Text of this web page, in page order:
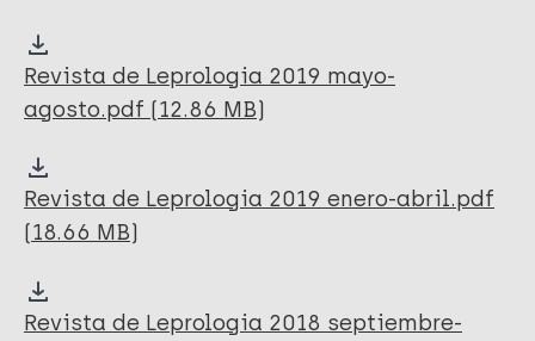
Revista de Leprologia 2019 mayo-
agosto.pdf (12.86 MB)
Revista de Leprologia 2019 enero-abril.pdf
(18.66 MB)
Revista de Leprologia 2018 septiembre-